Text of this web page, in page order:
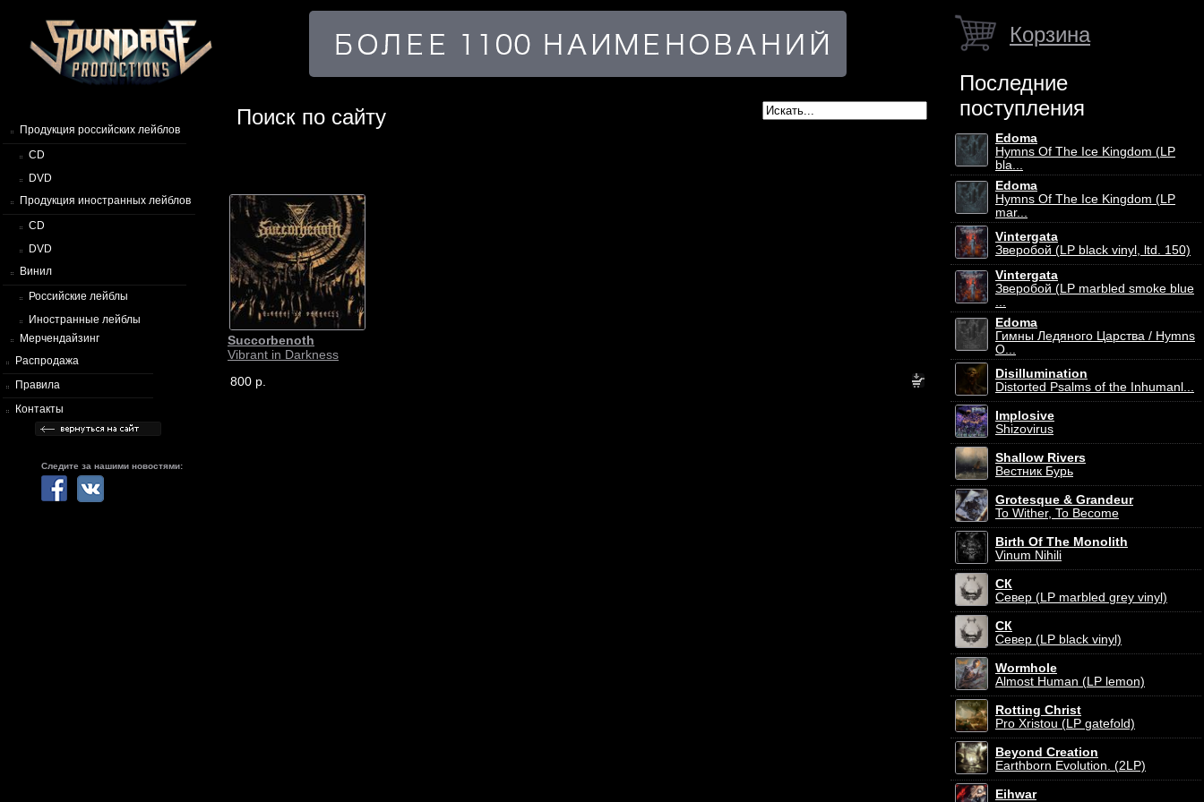
Продукция российских лейблов
CD
DVD
Продукция иностранных лейблов
CD
DVD
Винил
Российские лейблы
Иностранные лейблы
Мерчендайзинг
Распродажа
Правила
Контакты
Следите за нашими новостями:
Поиск по сайту
Succorbenoth
Vibrant in Darkness
800 р.
Корзина
Последние
поступления
Edoma
Hymns Of The Ice Kingdom (LP
bla...
Edoma
Hymns Of The Ice Kingdom (LP
mar...
Vintergata
Зверобой (LP black vinyl, ltd. 150)
Vintergata
Зверобой (LP marbled smoke blue
...
Edoma
Гимны Ледяного Царства / Hymns
O...
Disillumination
Distorted Psalms of the Inhumanl...
Implosive
Shizovirus
Shallow Rivers
Вестник Бурь
Grotesque & Grandeur
To Wither, To Become
Birth Of The Monolith
Vinum Nihili
СК
Север (LP marbled grey vinyl)
СК
Север (LP black vinyl)
Wormhole
Almost Human (LP lemon)
Rotting Christ
Pro Xristou (LP gatefold)
Beyond Creation
Earthborn Evolution. (2LP)
Eihwar